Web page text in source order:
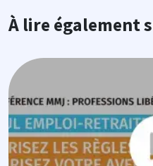
À lire également
Image